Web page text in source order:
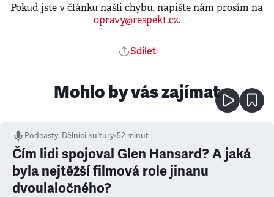
Pokud jste v článku našli chybu, napište nám prosím na
opravy@respekt.cz.
Sdílet
Mohlo by vás zajímat
Podcasty: Dělníci kultury•52 minut
Čím lidi spojoval Glen Hansard? A jaká
byla nejtěžší filmová role jinanu
dvoulaločného?